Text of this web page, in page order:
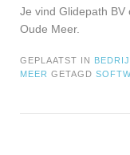
Je vind Glidepath BV
Oude Meer.
GEPLAATST IN
MEER GETAGD